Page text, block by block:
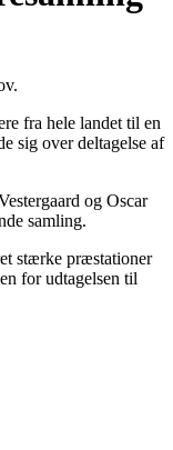
fra hele landet til en
sig over deltagelse af
og Oscar
samling.
stærke præstationer
for udtagelsen til